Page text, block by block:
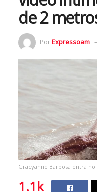
de 2
PorExpressoam
Gracyanne Barbosa entra
1.1k